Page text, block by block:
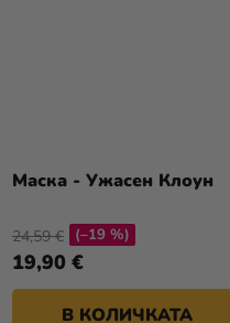
Маска - Ужасен Клоун
19,90 €
24,59 € (–19 %)
В КОЛИЧКАТА